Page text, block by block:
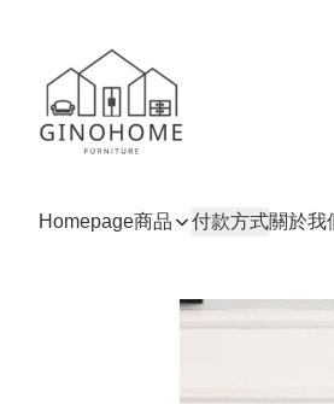
Homepage商品 付款方式關於我